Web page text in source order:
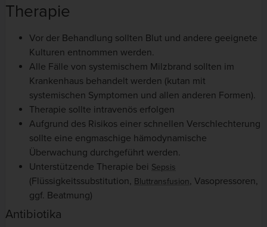
Therapie
Vor der Behandlung sollten Blut und andere geeignete
Kulturen entnommen werden.
Alle Fälle von systemischem Milzbrand sollten im
Krankenhaus behandelt werden (kutan mit
systemischen Symptomen und allen anderen Formen).
Therapie sollte intravenös erfolgen
Aufgrund des Risikos einer schnellen Verschlechterung
sollte eine engmaschige hämodynamische
Überwachung durchgeführt werden.
Unterstützende Therapie bei Sepsis
(Flüssigkeitssubstitution, Bluttransfusion, Vasopressoren,
ggf. Beatmung)
Antibiotika